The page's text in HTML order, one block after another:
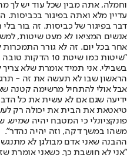
וחמלה, אתה מבין שכל עוד יש לך
עדיין מלא ואתה בפיגור
דבר בפיגור של כביסות. זה בור
אנשים המציאו לא מעט שיטות,
אחר בכל יום. זה לא גורר התמכרות
"שיטות כמו שיטת
בשבילי. אני תמיד אומרת שלא צריך
הראשון שבו לא תעשה את זה -
אבל אולי להתחיל מרשימה קטנה
ידיעה שגם אם לא עשית את כל
טיאטאת את הבית את יכולה רק
משהו במשך דקה, וזה יהיה נהדר".
ההבנה שאני אדם מבולגן לא
"אני לא חושבת כך. כשאני אומרת